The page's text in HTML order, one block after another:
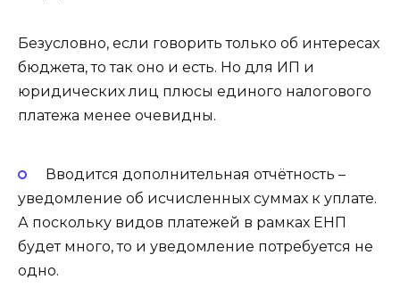
Безусловно, если говорить только об интересах
бюджета, то так оно и есть. Но для ИП и
юридических лиц плюсы единого налогового
платежа менее очевидны.
Вводится дополнительная отчётность –
уведомление об исчисленных суммах к уплате.
А поскольку видов платежей в рамках ЕНП
будет много, то и уведомление потребуется не
одно.